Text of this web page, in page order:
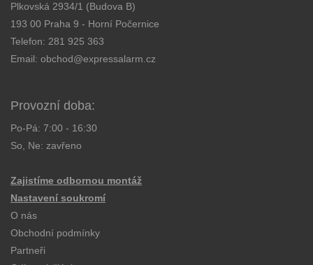
Plkovská 2934/1 (Budova B)
193 00 Praha 9 - Horní Počernice
Telefon: 281 925 363
Email: obchod@expressalarm.cz
Provozní doba:
Po-Pá: 7:00 - 16:30
So, Ne: zavřeno
Zajistíme odbornou montáž
Nastavení soukromí
O nás
Obchodní podmínky
Partneři